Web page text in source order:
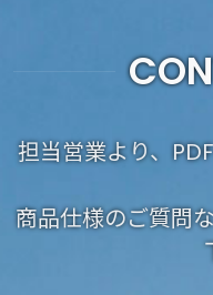
担当営業より、
商品仕様のご質問